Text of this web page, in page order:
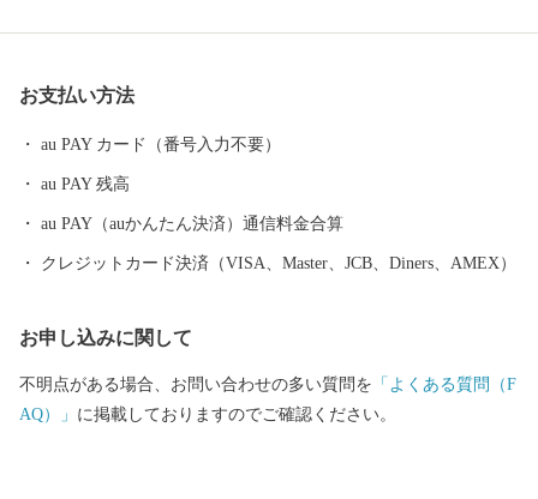
お支払い方法
au PAY カード（番号入力不要）
au PAY 残高
au PAY（auかんたん決済）通信料金合算
クレジットカード決済（VISA、Master、JCB、Diners、AMEX）
お申し込みに関して
不明点がある場合、お問い合わせの多い質問を 「よくある質問（F
AQ）」 に掲載しておりますのでご確認ください。